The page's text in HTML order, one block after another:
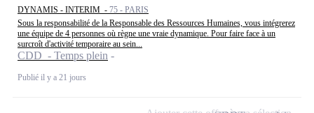
DYNAMIS - INTERIM - 75 - PARIS
Sous la responsabilité de la Responsable des Ressources Humaines, vous intégrerez
une équipe de 4 personnes où règne une vraie dynamique. Pour faire face à un
surcroît d'activité temporaire au sein...
CDD - Temps plein
Publié il y a 21 jours